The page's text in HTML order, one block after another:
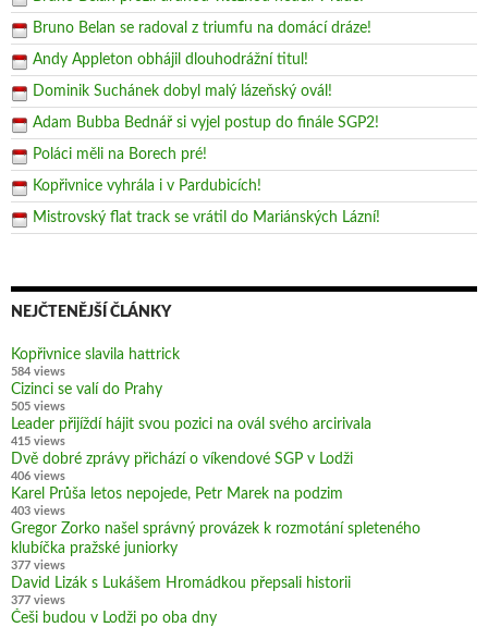
Bruno Belan se radoval z triumfu na domácí dráze!
Andy Appleton obhájil dlouhodrážní titul!
Dominik Suchánek dobyl malý lázeňský ovál!
Adam Bubba Bednář si vyjel postup do finále SGP2!
Poláci měli na Borech pré!
Kopřivnice vyhrála i v Pardubicích!
Mistrovský flat track se vrátil do Mariánských Lázní!
NEJČTENĚJŠÍ ČLÁNKY
Kopřivnice slavila hattrick
584 views
Cizinci se valí do Prahy
505 views
Leader přijíždí hájit svou pozici na ovál svého arcirivala
415 views
Dvě dobré zprávy přichází o víkendové SGP v Lodži
406 views
Karel Průša letos nepojede, Petr Marek na podzim
403 views
Gregor Zorko našel správný provázek k rozmotání spleteného
klubíčka pražské juniorky
377 views
David Lizák s Lukášem Hromádkou přepsali historii
377 views
Češi budou v Lodži po oba dny